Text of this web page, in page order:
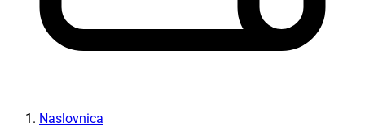
Naslovnica